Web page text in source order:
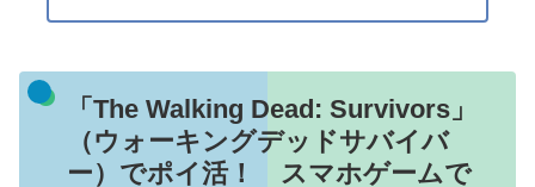
「The Walking Dead: Survivors」
（ウォーキングデッドサバイバ
ー）でポイ活！ スマホゲームで